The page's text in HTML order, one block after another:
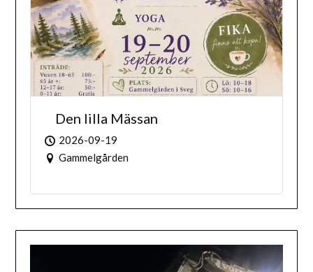
Den lilla Mässan
2026-09-19
Gammelgården